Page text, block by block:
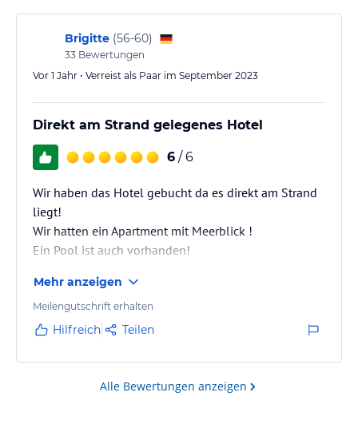
Brigitte (56-60)
33 Bewertungen
Vor 1 Jahr • Verreist als Paar im September 2023
Direkt am Strand gelegenes Hotel
6 / 6
Wir haben das Hotel gebucht da es direkt am Strand
liegt!
Wir hatten ein Apartment mit Meerblick !
Ein Pool ist auch vorhanden!
Mehr anzeigen
Meilengutschrift erhalten
Hilfreich Teilen
Alle Bewertungen anzeigen